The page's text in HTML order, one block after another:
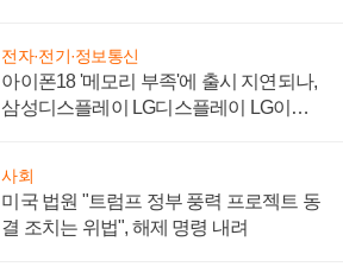
전자·전기·정보통신
아이폰18 '메모리 부족'에 출시 지연되나,
삼성디스플레이 LG디스플레이 LG이노
사회
미국 법원 "트럼프 정부 풍력 프로젝트 동
결 조치는 위법", 해제 명령 내려